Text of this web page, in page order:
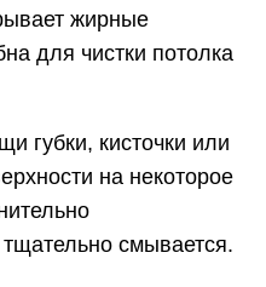
жирные
для чистки потолка
губки, кисточки или
на некоторое
смывается.